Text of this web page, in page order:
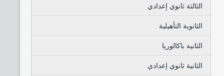
الثالثة ثانوي إعدادي
الثانوية التأهيلية
الثانية باكالوريا
الثانية ثانوي إعدادي